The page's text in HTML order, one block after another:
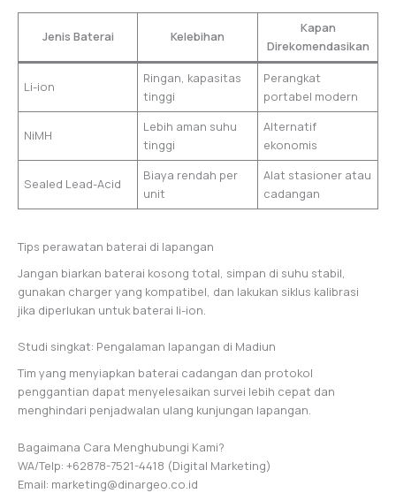
Jenis Baterai Kelebihan
Kapan
Direkomendasikan
Li-ion
Ringan, kapasitas
tinggi
Perangkat
portabel modern
NiMH
Lebih aman suhu
tinggi
Alternatif
ekonomis
Sealed Lead-Acid
Biaya rendah per
unit
Alat stasioner atau
cadangan
Tips perawatan baterai di lapangan
Jangan biarkan baterai kosong total, simpan di suhu stabil,
gunakan charger yang kompatibel, dan lakukan siklus kalibrasi
jika diperlukan untuk baterai li-ion.
Studi singkat: Pengalaman lapangan di Madiun
Tim yang menyiapkan baterai cadangan dan protokol
penggantian dapat menyelesaikan survei lebih cepat dan
menghindari penjadwalan ulang kunjungan lapangan.
Bagaimana Cara Menghubungi Kami?
WA/Telp: +62878-7521-4418 (Digital Marketing)
Email: marketing@dinargeo.co.id